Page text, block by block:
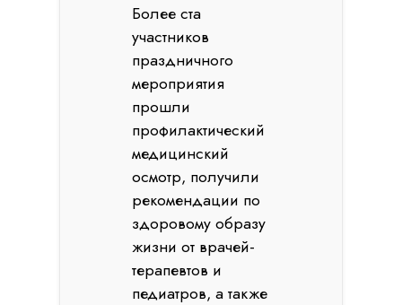
Более ста
участников
праздничного
мероприятия
прошли
профилактический
медицинский
осмотр, получили
рекомендации по
здоровому образу
жизни от врачей-
терапевтов и
педиатров, а также